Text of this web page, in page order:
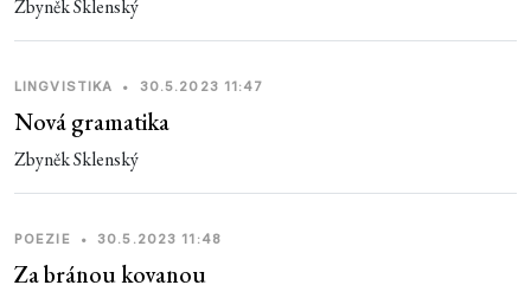
Zbyněk Sklenský
LINGVISTIKA • 30.5.2023 11:47
Nová gramatika
Zbyněk Sklenský
POEZIE • 30.5.2023 11:48
Za bránou kovanou